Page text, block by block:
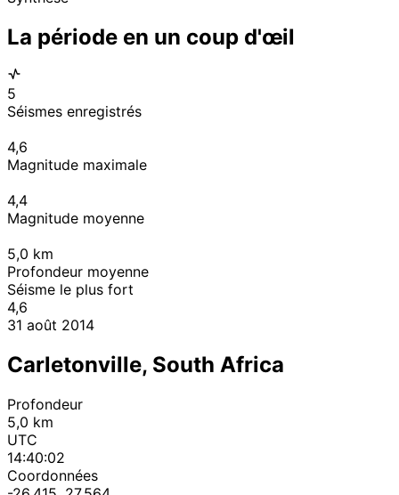
La période en un coup d'œil
5
Séismes enregistrés
4,6
Magnitude maximale
4,4
Magnitude moyenne
5,0 km
Profondeur moyenne
Séisme le plus fort
4,6
31 août 2014
Carletonville, South Africa
Profondeur
5,0 km
UTC
14:40:02
Coordonnées